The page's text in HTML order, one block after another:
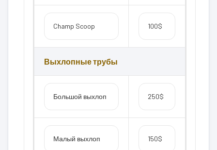
Champ Scoop 100$
Выхлопные трубы
Большой выхлоп 250$
Малый выхлоп 150$